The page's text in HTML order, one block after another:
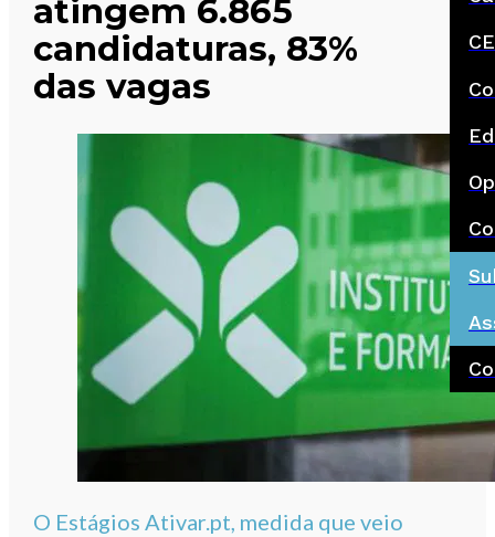
atingem 6.865
candidaturas, 83%
das vagas
O Estágios Ativar.pt, medida que veio